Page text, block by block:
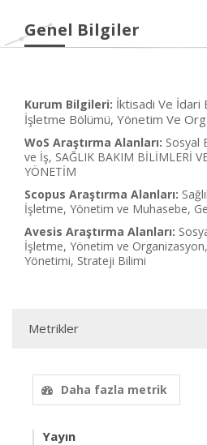
Genel Bilgiler
Kurum Bilgileri: İktisadi Ve İdari
İşletme Bölümü, Yönetim Ve
WoS Araştırma Alanları: Sosyal
ve İş, SAĞLIK BAKIM BİLİMLERİ
YÖNETİM
Scopus Araştırma Alanları:
İşletme, Yönetim ve Muhasebe,
Avesis Araştırma Alanları:
İşletme, Yönetim ve
Yönetimi, Strateji Bilimi
Metrikler
Daha fazla metrik
Yayın